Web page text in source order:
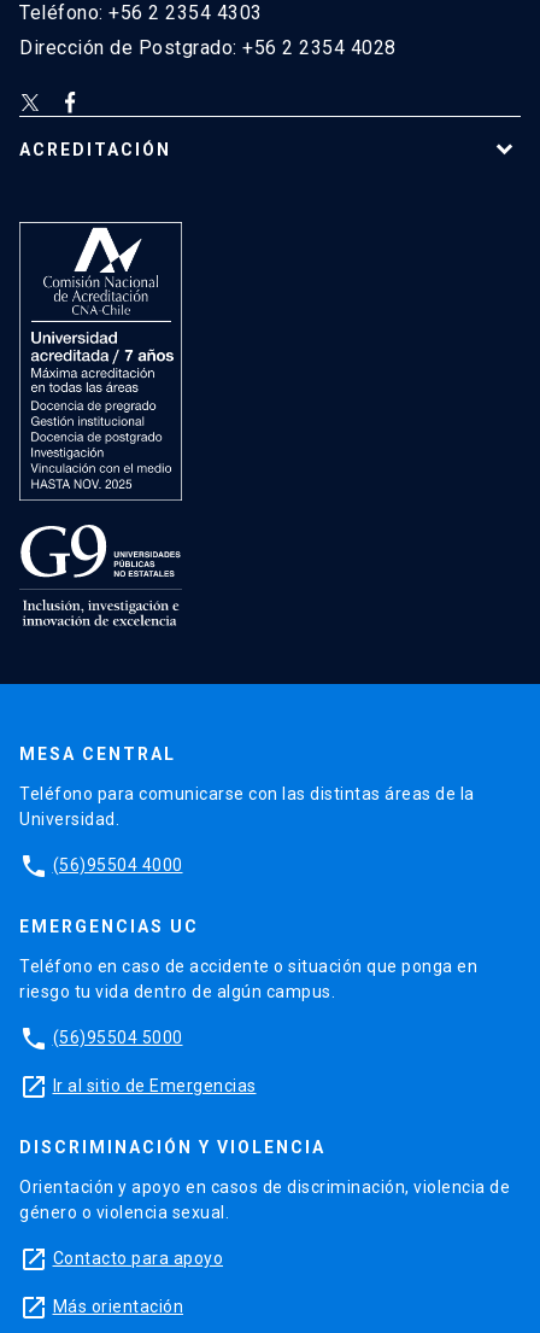
Teléfono: +56 2 2354 4303
Dirección de Postgrado: +56 2 2354 4028
ACREDITACIÓN
MESA CENTRAL
Teléfono para comunicarse con las distintas áreas de la
Universidad.
phone (56)95504 4000
EMERGENCIAS UC
Teléfono en caso de accidente o situación que ponga en
riesgo tu vida dentro de algún campus.
phone (56)95504 5000
launch Ir al sitio de Emergencias
DISCRIMINACIÓN Y VIOLENCIA
Orientación y apoyo en casos de discriminación, violencia de
género o violencia sexual.
launch Contacto para apoyo
launch Más orientación